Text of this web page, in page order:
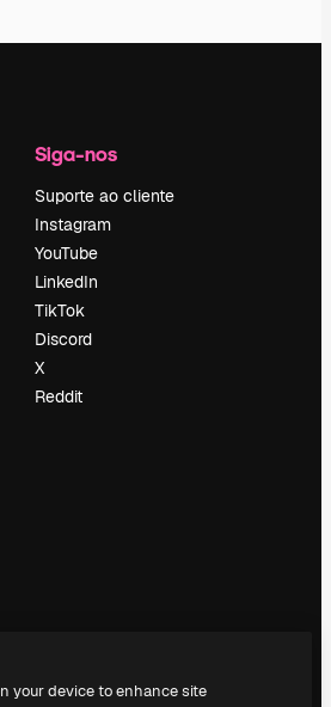
Siga-nos
Suporte ao cliente
Instagram
YouTube
LinkedIn
TikTok
Discord
X
Reddit
your device to enhance site